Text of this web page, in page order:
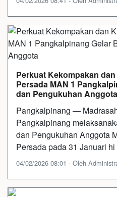
Perkuat Kekompakan
Persada MAN 1
dan Pengukuhan Anggota
Pangkalpinang —
Pangkalpinang
dan Pengukuhan Anggota
Persada pada 31 Januari hi
04/02/2026 08:01 - Oleh